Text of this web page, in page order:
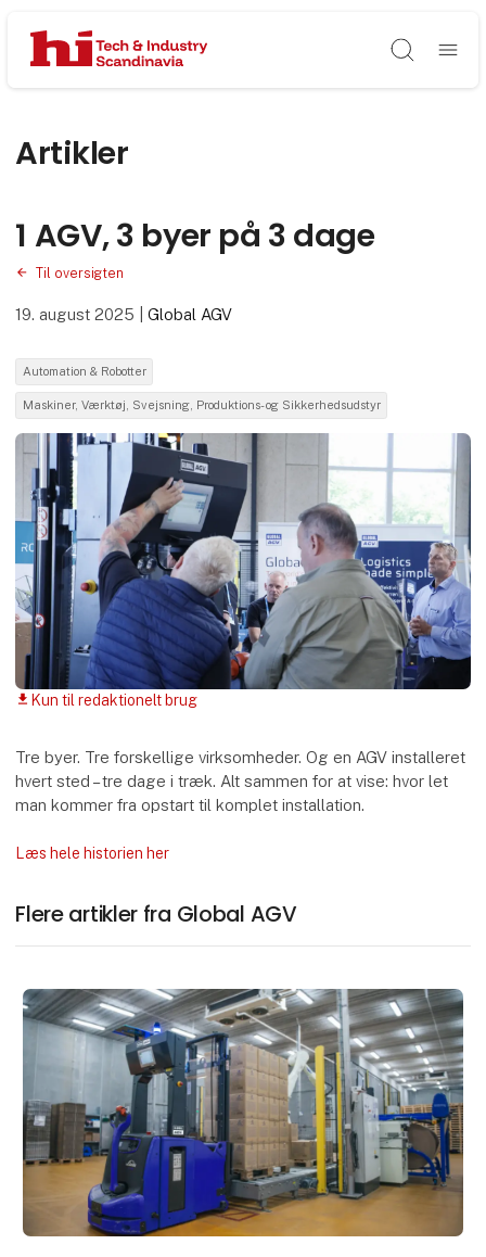
Søg
Artikler
1 AGV, 3 byer på 3 dage
Til oversigten
19. august 2025 |Global AGV
Automation & Robotter
Maskiner, Værktøj, Svejsning, Produktions- og Sikkerhedsudstyr
download Kun til redaktionelt brug
Tre byer. Tre forskellige virksomheder. Og en AGV installeret
hvert sted – tre dage i træk. Alt sammen for at vise: hvor let
man kommer fra opstart til komplet installation.
Læs hele historien her
Flere artikler fra Global AGV